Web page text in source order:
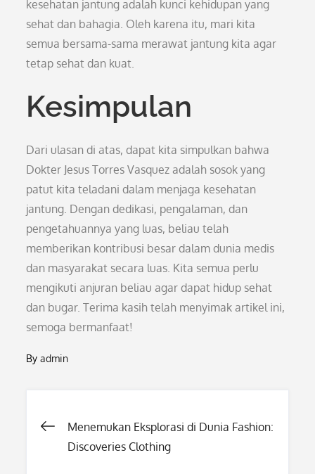
kesehatan jantung adalah kunci kehidupan yang
sehat dan bahagia. Oleh karena itu, mari kita
semua bersama-sama merawat jantung kita agar
tetap sehat dan kuat.
Kesimpulan
Dari ulasan di atas, dapat kita simpulkan bahwa
Dokter Jesus Torres Vasquez adalah sosok yang
patut kita teladani dalam menjaga kesehatan
jantung. Dengan dedikasi, pengalaman, dan
pengetahuannya yang luas, beliau telah
memberikan kontribusi besar dalam dunia medis
dan masyarakat secara luas. Kita semua perlu
mengikuti anjuran beliau agar dapat hidup sehat
dan bugar. Terima kasih telah menyimak artikel ini,
semoga bermanfaat!
Byadmin
Post
Menemukan Eksplorasi di Dunia Fashion:
Discoveries Clothing